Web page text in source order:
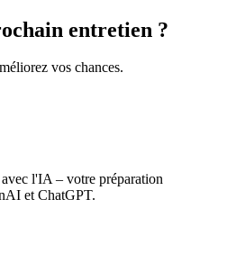
entretien ?
vos chances.
l'IA – votre préparation
et ChatGPT.